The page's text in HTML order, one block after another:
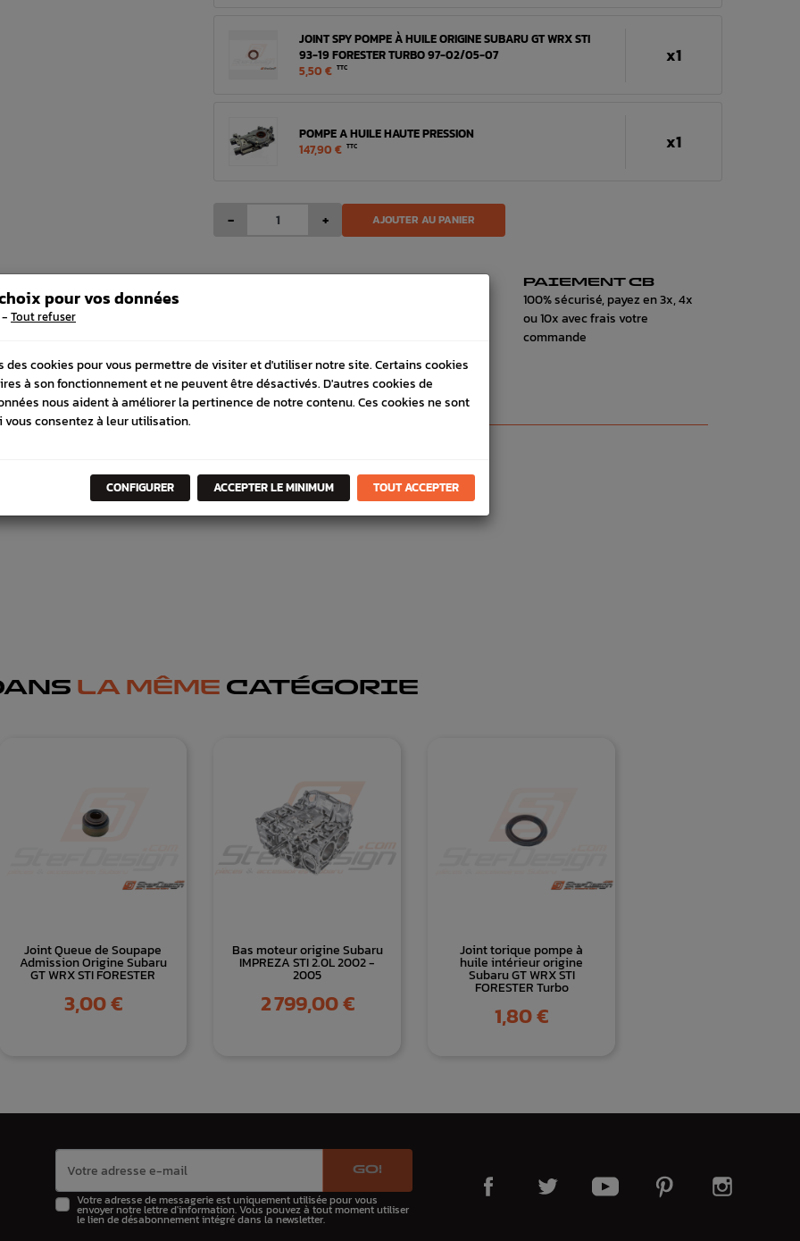
JOINT SPY POMPE À HUILE ORIGINE SUBARU GT WRX STI
93-19 FORESTER TURBO 97-02/05-07
5,50 € TTC x1
POMPE A HUILE HAUTE PRESSION
147,90 € TTC x1
- + AJOUTER AU PANIER
au vendredi de 8h à 12h et
à 17h
PAIEMENT CB
100% sécurisé, payez en 3x, 4x
ou 10x avec frais votre
commande
LA MÊME CATÉGORIE
Joint Queue de Soupape
Admission Origine Subaru
GT WRX STI FORESTER
Prix
3,00 €
Bas moteur origine Subaru
IMPREZA STI 2.0L 2002 -
2005
Prix
2 799,00 €
Joint torique pompe à
huile intérieur origine
Subaru GT WRX STI
FORESTER Turbo
Prix
1,80 €
GO!
Votre adresse de messagerie est uniquement utilisée pour vous
envoyer notre lettre d'information. Vous pouvez à tout moment utiliser
le lien de désabonnement intégré dans la newsletter.
pour vos données
- Tout refuser
des cookies pour vous permettre de visiter et d'utiliser notre site. Certains cookies
à son fonctionnement et ne peuvent être désactivés. D'autres cookies de
nous aident à améliorer la pertinence de notre contenu. Ces cookies ne sont
vous consentez à leur utilisation.
CONFIGURER ACCEPTER LE MINIMUM TOUT ACCEPTER